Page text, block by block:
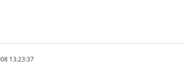
13:23:37